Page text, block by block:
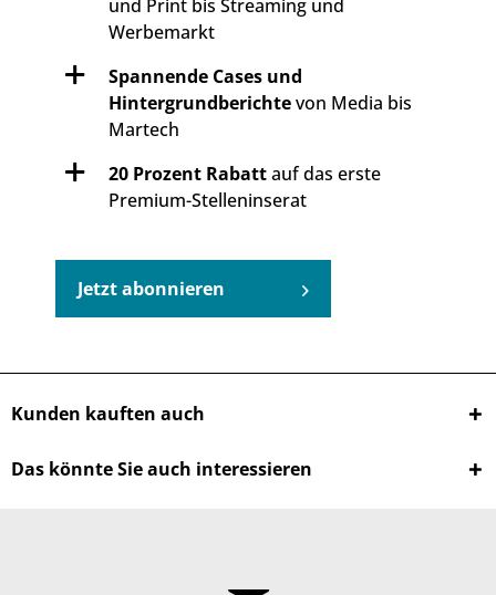
und Print bis Streaming und
Werbemarkt
Spannende Cases und
Hintergrundberichtevon Media bis
Martech
20 Prozent Rabattauf das erste
Premium-Stelleninserat
Jetzt abonnieren
Kunden kauften auch
Das könnte Sie auch interessieren